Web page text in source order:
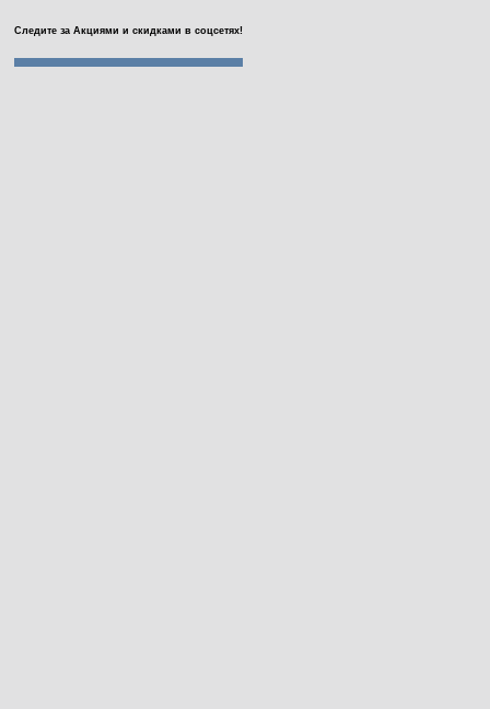
Следите за Акциями и скидками в соцсетях!